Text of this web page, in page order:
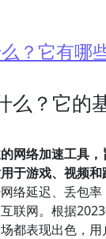
？它有哪
么？它的
网络加速工具
于游戏、视频
络延迟、丢包
联网。根据2023
都表现出色，